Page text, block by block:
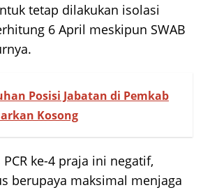
tetap dilakukan isolasi
6 April meskipun SWAB
Posisi Jabatan di Pemkab
Kosong
PCR ke-4 praja ini negatif,
berupaya maksimal menjaga